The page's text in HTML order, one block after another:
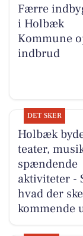
Færre
i Holbæk
Kommune
indbrud
DET SKER
Holbæk
teater,
spændende
aktiviteter -
hvad der
kommende